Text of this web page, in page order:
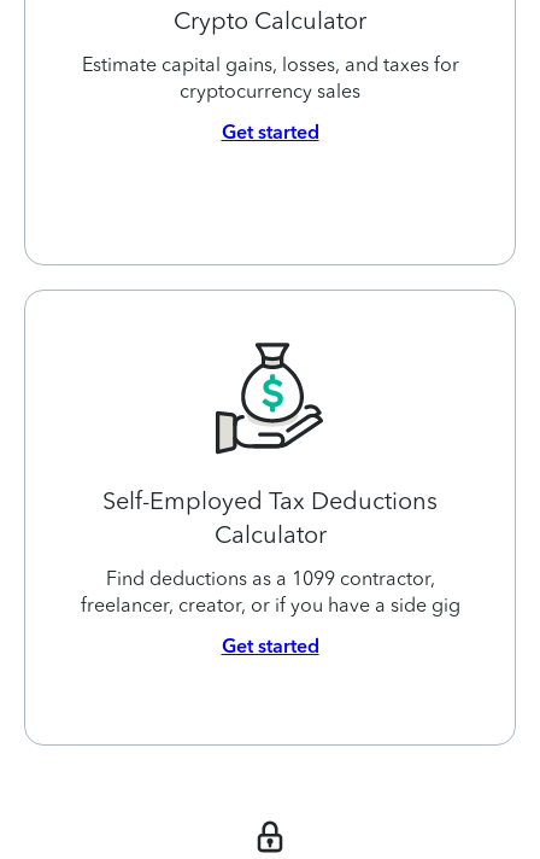
Crypto Calculator
Estimate capital gains, losses, and taxes for
cryptocurrency sales
Get started
Self-Employed Tax Deductions
Calculator
Find deductions as a 1099 contractor,
freelancer, creator, or if you have a side gig
Get started